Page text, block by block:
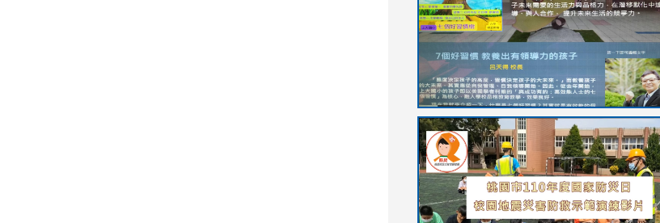
usp=sharing
link
to
https://sites.google.com/stes.tyc.edu.tw/
link
to
https://drive.google.com/file/d/
usp=sharing
link
to
https://youtu.be/jJOMVWY3-
8M
link
to
https://drive.google.com/file/d/
usp=sharing